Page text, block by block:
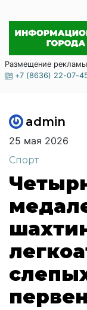
Размещение
+7 (8636) 22-07-
admin
25 мая 2026
Спорт